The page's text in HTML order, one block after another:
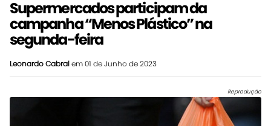
Supermercados participam da
campanha “Menos Plástico” na
segunda-feira
Leonardo Cabralem 01 de Junho de 2023
Reprodução